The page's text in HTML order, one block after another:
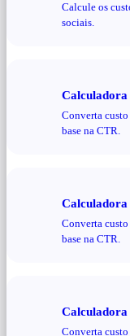
Calcule os
sociais.
Converta
base na CTR.
Calculadora
Converta
base na CTR.
Calculadora
Converta